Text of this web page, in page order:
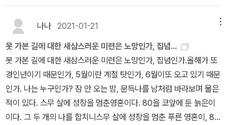
작가의 혼과 작품을 만나는 기분이 들었는데 작가의 마지막을 생생히
옮겨 주신 글을 보니 그리움이 더했다. 그리고 모두에게 천진한 웃음
을 남겨 주시고 ’사랑하세요’ 라는 말을 남기신 김수환 추기경님, 여고
때 천주교 학교를 다녀서인지 믿음은 없지만 수녀님들과 신부님들을
보면 남다르지 않다. 그래서 더 와 닿았던 추기경님 그 빈자리가 더 크
게 느껴진다. 노작가에게 <나목>이란 소설을 탄생하게 해준 박수근
화백님에 대한 이야기 또한 맛깔스럽게 그리움과 함께 한다. 작가에
분에게도 꼭 소개하고 싶었습니다.이 책을 읽으며 가장 오래 남았던
건 아직 가지 않은 길에 대한 생각이었습니다.우리는 종종 지나온 시
간을 후회하거나 앞으로의 불안을 걱정하며 살아갑니다.하지만 이 책
은 조금 다른 이야기를 건넵니다.아직 가보지 않은 시간들이 남아 있
다는 것 자체가 삶의 가능성이라는 것이죠.그래서인지 못 가본 길이
라는 말이 더 이상 아쉬움으로만 느껴지지 않았습니다.오히려 앞으로
의 시간에 대한 작은 기대처럼 다가왔습니다.완벽하게 살지 못해도
괜찮고 모든 선택이 옳지 않아도 괜찮다는 생각!그렇게 조금은 덜 조
급해져도 괜찮겠다는 마음이 들었습니다.혹시 지금, 지나온 선택을
나나 2021-01-21
못 가본 길에 대한 새삼스러운 미련은 노망인가, 집념...
못 가본 길에 대한 새삼스러운 미련은 노망인가, 집념인가.올해가 또
경인년이기 때문인가, 5월이란 계절 탓인가, 6월이또 오고 있기 때문
인가. 나는 누구인가? 잠 안 오는 밤, 문득나를 남처럼 바라보며 물은
적이 있다. 스무 살에 성장을 멈춘영혼이다. 80을 코앞에 둔 늙은이
이다. 그 두 개의 나를 합치니스무 살에 성장을 멈춘 푸른 영혼이, 80